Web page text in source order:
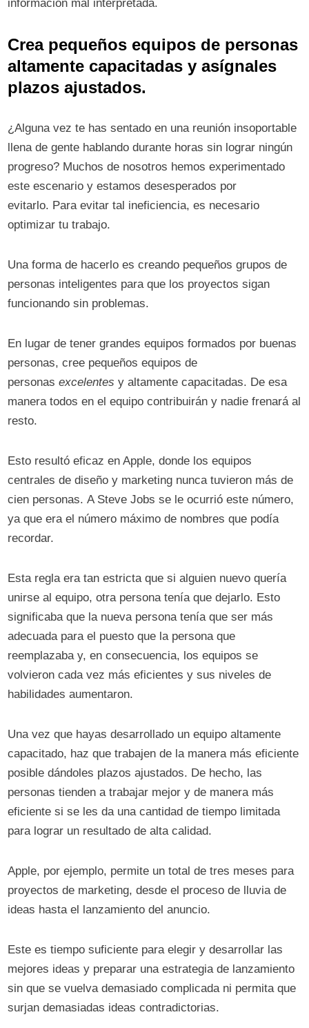
información mal interpretada.
Crea pequeños equipos de personas
altamente capacitadas y asígnales
plazos ajustados.
¿Alguna vez te has sentado en una reunión insoportable
llena de gente hablando durante horas sin lograr ningún
progreso? Muchos de nosotros hemos experimentado
este escenario y estamos desesperados por
evitarlo. Para evitar tal ineficiencia, es necesario
optimizar tu trabajo.
Una forma de hacerlo es creando pequeños grupos de
personas inteligentes para que los proyectos sigan
funcionando sin problemas.
En lugar de tener grandes equipos formados por buenas
personas, cree pequeños equipos de
personasexcelentes y altamente capacitadas. De esa
manera todos en el equipo contribuirán y nadie frenará al
resto.
Esto resultó eficaz en Apple, donde los equipos
centrales de diseño y marketing nunca tuvieron más de
cien personas. A Steve Jobs se le ocurrió este número,
ya que era el número máximo de nombres que podía
recordar.
Esta regla era tan estricta que si alguien nuevo quería
unirse al equipo, otra persona tenía que dejarlo. Esto
significaba que la nueva persona tenía que ser más
adecuada para el puesto que la persona que
reemplazaba y, en consecuencia, los equipos se
volvieron cada vez más eficientes y sus niveles de
habilidades aumentaron.
Una vez que hayas desarrollado un equipo altamente
capacitado, haz que trabajen de la manera más eficiente
posible dándoles plazos ajustados. De hecho, las
personas tienden a trabajar mejor y de manera más
eficiente si se les da una cantidad de tiempo limitada
para lograr un resultado de alta calidad.
Apple, por ejemplo, permite un total de tres meses para
proyectos de marketing, desde el proceso de lluvia de
ideas hasta el lanzamiento del anuncio.
Este es tiempo suficiente para elegir y desarrollar las
mejores ideas y preparar una estrategia de lanzamiento
sin que se vuelva demasiado complicada ni permita que
surjan demasiadas ideas contradictorias.